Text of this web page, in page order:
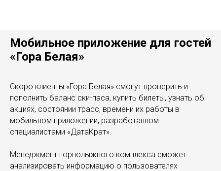
Мобильное приложение для гостей
«Гора Белая»
Скоро клиенты «Гора Белая» смогут проверить и
пополнить баланс ски-паса, купить билеты, узнать об
акциях, состоянии трасс, времени их работы в
мобильном приложении, разработанном
специалистами «ДатаКрат».
Менеджмент горнолыжного комплекса сможет
анализировать информацию о пользователях